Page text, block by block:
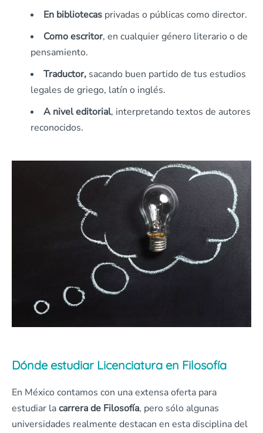
En bibliotecas privadas o públicas como director.
Como escritor, en cualquier género literario o de
pensamiento.
Traductor, sacando buen partido de tus estudios
legales de griego, latín o inglés.
A nivel editorial, interpretando textos de autores
reconocidos.
Dónde estudiar Licenciatura en Filosofía
En México contamos con una extensa oferta para
estudiar lacarrera de Filosofía, pero sólo algunas
universidades realmente destacan en esta disciplina del